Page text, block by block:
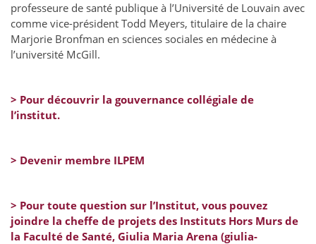
professeure de santé publique à l’Université de Louvain avec
comme vice-président Todd Meyers, titulaire de la chaire
Marjorie Bronfman en sciences sociales en médecine à
l’université McGill.
> Pour découvrir la gouvernance collégiale de
l’institut.
> Devenir membre ILPEM
> Pour toute question sur l’Institut, vous pouvez
joindre la cheffe de projets des Instituts Hors Murs de
la Faculté de Santé, Giulia Maria Arena (giulia-